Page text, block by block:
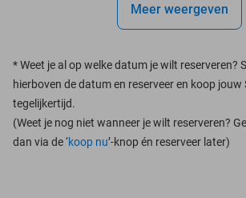
Meer weergeven
*Weet je al op welke datum je wilt reserveren?
hierboven de datum en reserveer en koop jouw
tegelijkertijd.
(Weet je nog niet wanneer je wilt reserveren?
dan via de ‘koop nu’-knop én reserveer later)